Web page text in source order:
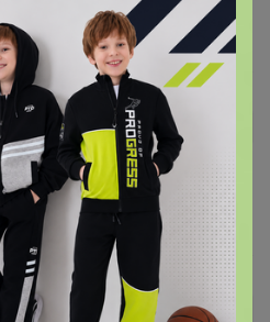
Автор уже получил заказ!
Автор уже получил заказ!